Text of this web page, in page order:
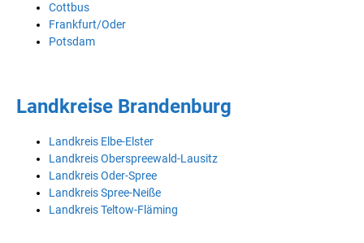
Cottbus
Frankfurt/Oder
Potsdam
Landkreise Brandenburg
Landkreis Elbe-Elster
Landkreis Oberspreewald-Lausitz
Landkreis Oder-Spree
Landkreis Spree-Neiße
Landkreis Teltow-Fläming